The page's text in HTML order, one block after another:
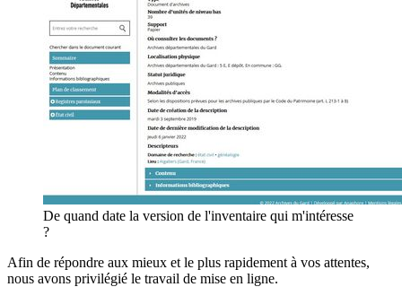
De quand date la version de l'inventaire qui m'intéresse
?
Afin de répondre aux mieux et le plus rapidement à vos attentes,
nous avons privilégié le travail de mise en ligne.